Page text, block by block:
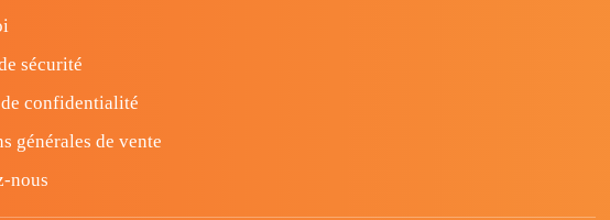
sécurité
confidentialité
générales de vente
nous